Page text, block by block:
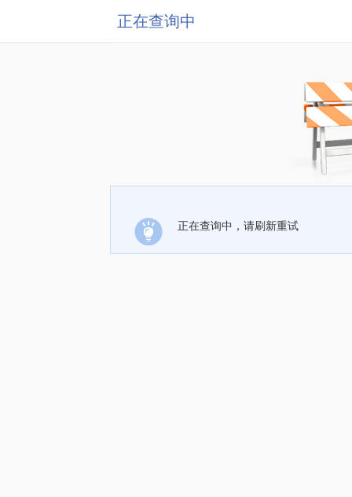
正在查询中
正在查询中，请刷新重试